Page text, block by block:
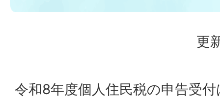
更
令和8年度個人住民税の申告受